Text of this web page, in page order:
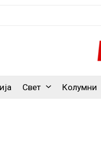
Свет Колумни